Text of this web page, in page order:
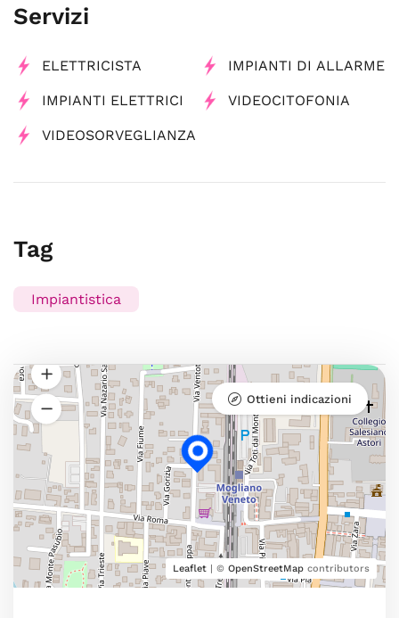
Servizi
ELETTRICISTA IMPIANTI DI ALLARME
IMPIANTI ELETTRICI VIDEOCITOFONIA
VIDEOSORVEGLIANZA
Tag
Impiantistica
Leaflet | © OpenStreetMap contributors
Ottieni indicazioni